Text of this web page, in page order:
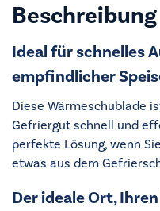
Beschreibung
Ideal für schnelles
empfindlicher
Diese Wärmeschublade
Gefriergut schnell und
perfekte Lösung, wenn
etwas aus dem
Der ideale Ort,